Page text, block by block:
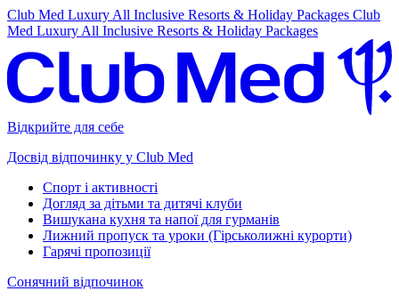
Club Med Luxury All Inclusive Resorts & Holiday Packages Club
Med Luxury All Inclusive Resorts & Holiday Packages
Відкрийте для себе
Досвід відпочинку у Club Med
Спорт і активності
Догляд за дітьми та дитячі клуби
Вишукана кухня та напої для гурманів
Лижний пропуск та уроки (Гірськолижні курорти)
Гарячі пропозиції
Сонячний відпочинок